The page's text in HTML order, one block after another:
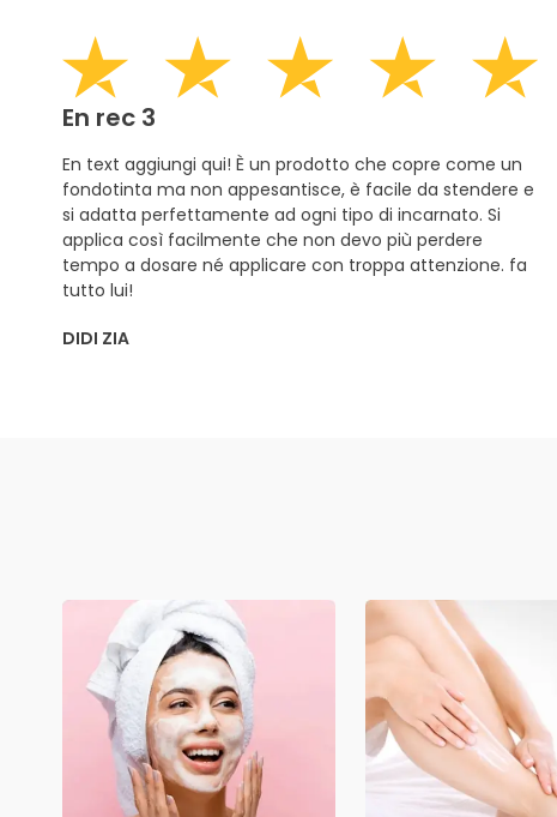
En rec 3
En text aggiungi qui! È un prodotto che copre come un
fondotinta ma non appesantisce, è facile da stendere e
si adatta perfettamente ad ogni tipo di incarnato. Si
applica così facilmente che non devo più perdere
tempo a dosare né applicare con troppa attenzione. fa
tutto lui!
DIDI ZIA